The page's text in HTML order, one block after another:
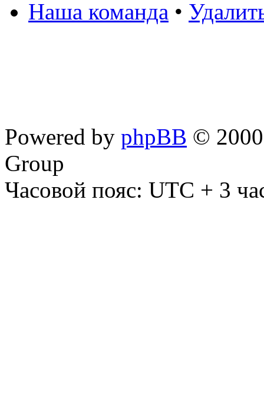
Наша команда •
Powered by phpBB ©
Group
Часовой пояс: UTC + 3